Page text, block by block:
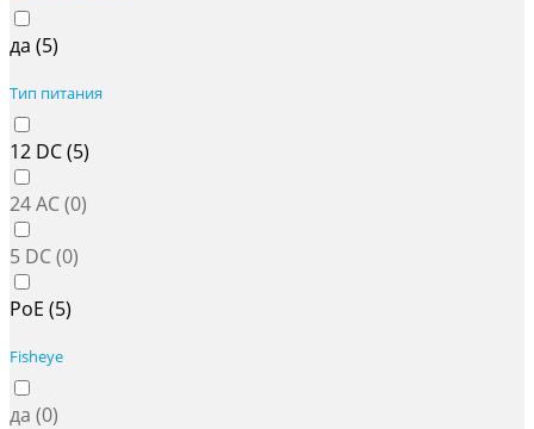
да (5)
Тип питания
12 DC (5)
24 AC (0)
5 DC (0)
PoE (5)
Fisheye
да (0)